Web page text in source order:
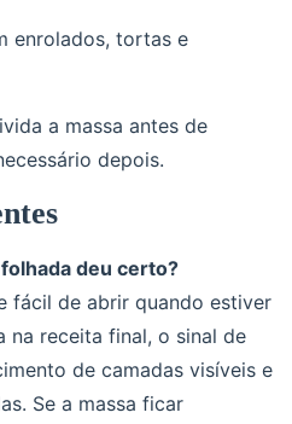
enrolados, tortas e
a massa antes de
depois.
deu certo?
fácil de abrir quando estiver
na receita final, o sinal de
de camadas visíveis e
Se a massa ficar